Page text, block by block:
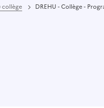
collège DREHU - Collège -